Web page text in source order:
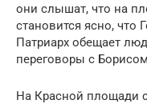
они слышат, что на
становится ясно, что
Патриарх обещает
переговоры с
На Красной площади